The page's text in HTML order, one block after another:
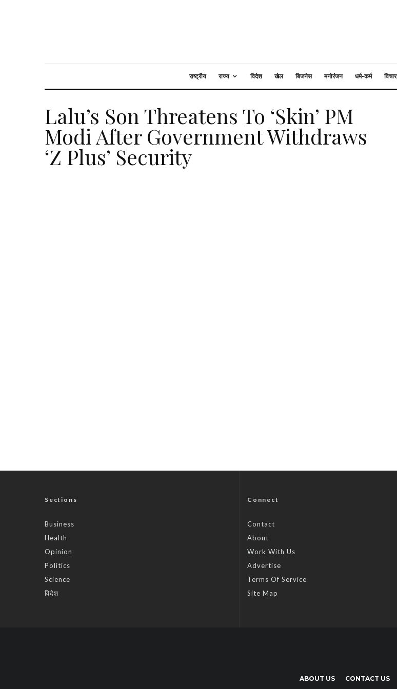
राष्ट्रीय राज्य विदेश खेल बिजनेस मनोरंजन धर्म-कर्म विचार
Lalu’s Son Threatens To ‘Skin’ PM
Modi After Government Withdraws
‘Z Plus’ Security
Sections
Business
Health
Opinion
Politics
Science
विदेश
Connect
Contact
About
Work With Us
Advertise
Terms Of Service
Site Map
ABOUT US CONTACT US